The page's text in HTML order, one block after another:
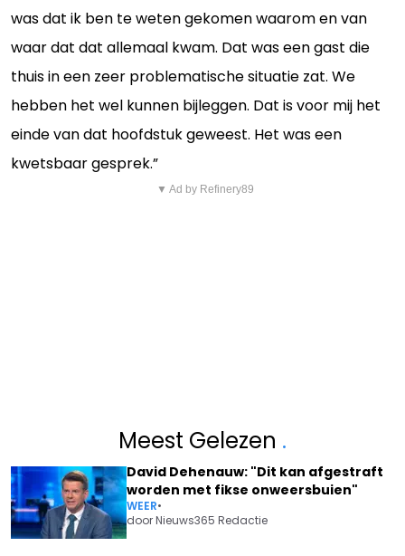
was dat ik ben te weten gekomen waarom en van
waar dat dat allemaal kwam. Dat was een gast die
thuis in een zeer problematische situatie zat. We
hebben het wel kunnen bijleggen. Dat is voor mij het
einde van dat hoofdstuk geweest. Het was een
kwetsbaar gesprek.”
▼ Ad by Refinery89
Meest Gelezen .
David Dehenauw: "Dit kan afgestraft
worden met fikse onweersbuien"
WEER•
doorNieuws365 Redactie